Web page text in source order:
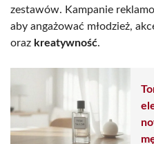
zestawów. Kampanie
aby angażować młodzież,
oraz kreatywność.